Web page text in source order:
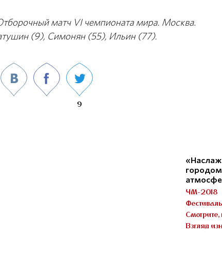
матч VI чемпионата мира. Москва.
(9), Симонян (55), Ильин (77).
9
ЧМ-2018
Смотрите,
Взгляд